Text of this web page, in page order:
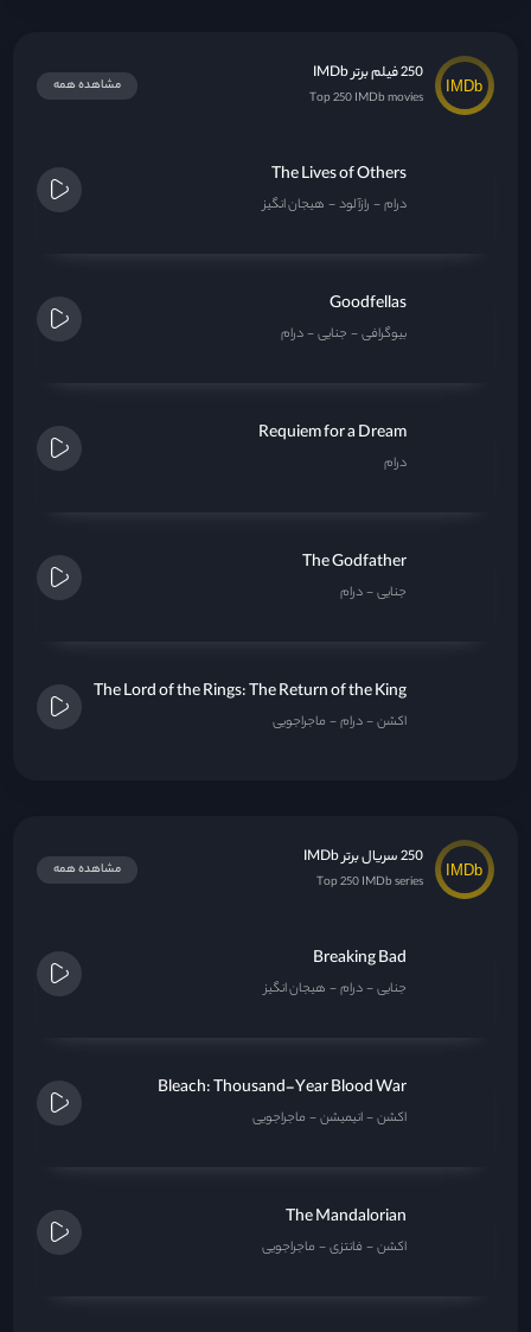
250 فیلم برتر IMDb
Top 250 IMDb movies
مشاهده همه
The Lives of Others
درام رازآلود هیجان انگیز
Goodfellas
بیوگرافی جنایی درام
Requiem for a Dream
درام
The Godfather
جنایی درام
The Lord of the Rings: The Return of the King
اکشن درام ماجراجویی
250 سریال برتر IMDb
Top 250 IMDb series
مشاهده همه
Breaking Bad
جنایی درام هیجان انگیز
Bleach: Thousand-Year Blood War
اکشن انیمیشن ماجراجویی
The Mandalorian
اکشن فانتزی ماجراجویی